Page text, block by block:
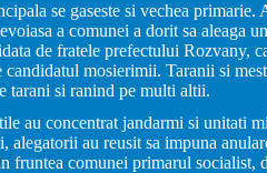
se gaseste si vechea
a comunei a dorit sa aleaga
de fratele prefectului Rozvany,
mosierimii. Taranii si
tarani si ranind pe multi altii.
au concentrat jandarmi si unitati
alegatorii au reusit sa impuna
fruntea comunei primarul socialist,